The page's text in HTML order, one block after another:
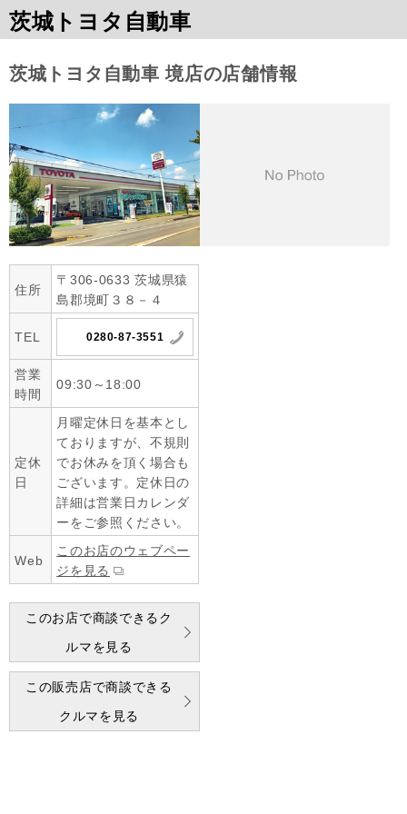
茨城トヨタ自動車
茨城トヨタ自動車 境店の店舗情報
住所
〒306-0633 茨城県猿
島郡境町３８－４
TEL 0280-87-3551
営業
時間
09:30～18:00
定休
日
月曜定休日を基本とし
ておりますが、不規則
でお休みを頂く場合も
ございます。定休日の
詳細は営業日カレンダ
ーをご参照ください。
Web
このお店のウェブペー
ジを見る
このお店で商談できるク
ルマを見る
この販売店で商談できる
クルマを見る